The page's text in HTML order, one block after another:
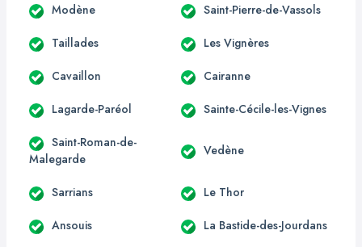
Modène Saint-Pierre-de-Vassols
Taillades Les Vignères
Cavaillon Cairanne
Lagarde-Paréol Sainte-Cécile-les-Vignes
Saint-Roman-de-
Malegarde
Vedène
Sarrians Le Thor
Ansouis La Bastide-des-Jourdans